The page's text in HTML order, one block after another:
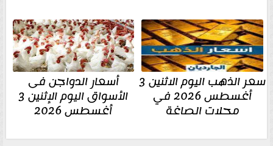
سعر الذهب اليوم الاثنين 3
أغسطس 2026 في
محلات الصاغة
أسعار الدواجن فى
الأسواق اليوم الإثنين 3
أغسطس 2026